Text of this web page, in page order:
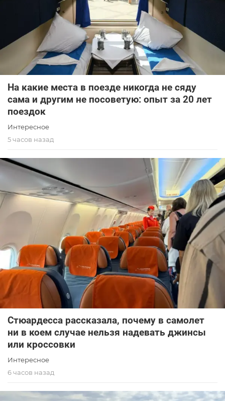
На какие места в поезде никогда не сяду
сама и другим не посоветую: опыт за 20 лет
поездок
Интересное
5 часов назад
Стюардесса рассказала, почему в самолет
ни в коем случае нельзя надевать джинсы
или кроссовки
Интересное
6 часов назад